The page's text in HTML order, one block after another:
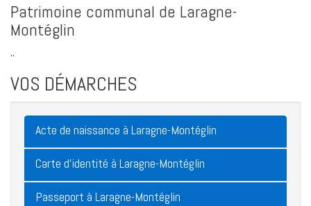
Patrimoine communal de Laragne-
Montéglin
..
VOS DÉMARCHES
Acte de naissance à Laragne-Montéglin
Carte d'identité à Laragne-Montéglin
Passeport à Laragne-Montéglin